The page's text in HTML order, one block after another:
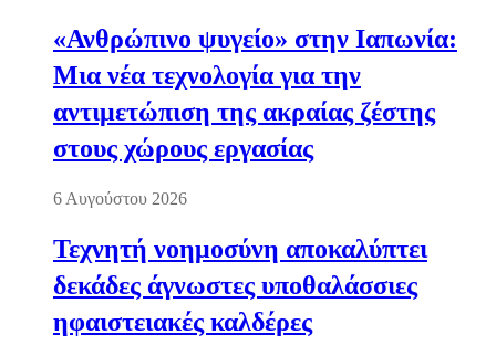
«Ανθρώπινο ψυγείο» στην Ιαπωνία:
Μια νέα τεχνολογία για την
αντιμετώπιση της ακραίας ζέστης
στους χώρους εργασίας
6 Αυγούστου 2026
Τεχνητή νοημοσύνη αποκαλύπτει
δεκάδες άγνωστες υποθαλάσσιες
ηφαιστειακές καλδέρες